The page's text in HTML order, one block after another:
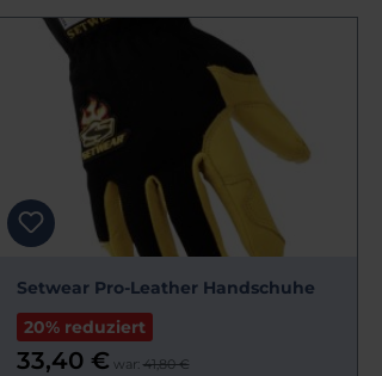
Setwear Pro-Leather Handschuhe
20% reduziert
33,40 € war: 41,80 €